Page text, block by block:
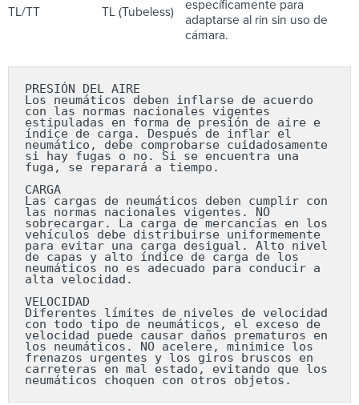
TL/TT TL (Tubeless)
específicamente para
adaptarse al rin sin uso de
cámara.
PRESIÓN DEL AIRE
Los neumáticos deben inflarse de acuerdo
con las normas nacionales vigentes
estipuladas en forma de presión de aire e
índice de carga. Después de inflar el
neumático, debe comprobarse cuidadosamente
si hay fugas o no. Si se encuentra una
fuga, se reparará a tiempo.
CARGA
Las cargas de neumáticos deben cumplir con
las normas nacionales vigentes. NO
sobrecargar. La carga de mercancías en los
vehículos debe distribuirse uniformemente
para evitar una carga desigual. Alto nivel
de capas y alto índice de carga de los
neumáticos no es adecuado para conducir a
alta velocidad.
VELOCIDAD
Diferentes límites de niveles de velocidad
con todo tipo de neumáticos, el exceso de
velocidad puede causar daños prematuros en
los neumáticos. NO acelere, minimice los
frenazos urgentes y los giros bruscos en
carreteras en mal estado, evitando que los
neumáticos choquen con otros objetos.